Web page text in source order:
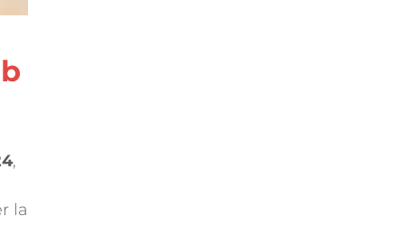
,
la